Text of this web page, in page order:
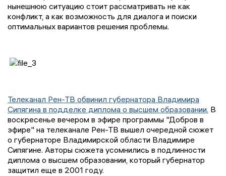
нынешнюю ситуацию стоит рассматривать не как
конфликт, а как возможность для диалога и поиски
оптимальных вариантов решения проблемы.
Телеканал Рен-ТВ обвинил губернатора Владимира
Сипягина в подделке диплома о высшем образовании. В
воскресенье вечером в эфире программы "Добров в
эфире" на телеканале Рен-ТВ вышел очередной сюжет
о губернаторе Владимирской области Владимире
Сипягине. Авторы сюжета усомнились в подлинности
диплома о высшем образовании, который губернатор
защитил еще в 2001 году.